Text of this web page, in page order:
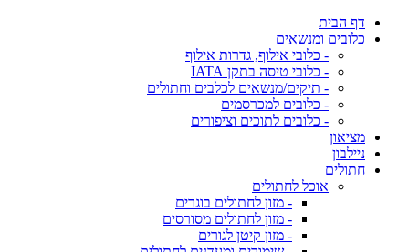
דף הבית
כלובים ומנשאים
- כלובי אילוף, גדרות אילוף
- כלובי טיסה בתקן IATA
- תיקים/מנשאים לכלבים וחתולים
- כלובים למכרסמים
- כלובים לתוכים וציפורים
מציאון
ניילבון
חתולים
אוכל לחתולים
- מזון לחתולים בוגרים
- מזון לחתולים מסורסים
- מזון קיטן לגורים